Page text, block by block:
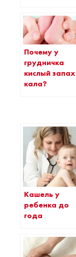
Почему у
грудничка
кислый запах
кала?
Кашель у
ребенка до
года